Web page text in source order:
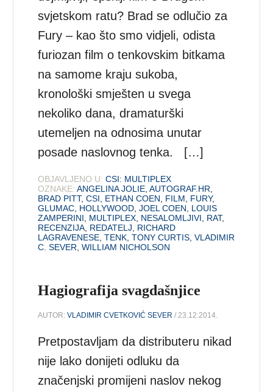
svjetskom ratu? Brad se odlučio za
Fury – kao što smo vidjeli, odista
furiozan film o tenkovskim bitkama
na samome kraju sukoba,
kronološki smješten u svega
nekoliko dana, dramaturški
utemeljen na odnosima unutar
posade naslovnog tenka. […]
OBJAVLJENO U: CSI: MULTIPLEX
OZNAKE: ANGELINA JOLIE ,AUTOGRAF.HR
BRAD PITT,CSI ETHAN COEN FILM FURY,
GLUMAC HOLLYWOOD ,JOEL COEN
LOUIS
ZAMPERINI
MULTIPLEX NESALOMLJIVI RAT,
RECENZIJA REDATELJ
RICHARD
LAGRAVENESE ,TENK ,TONY CURTIS ,VLADIMIR
C. SEVER ,WILLIAM NICHOLSON
Hagiografija svagdašnjice
AUTOR:VLADIMIR CVETKOVIĆ SEVER / 23.12.2014.
Pretpostavljam da distributeru nikad
nije lako donijeti odluku da
značenjski promijeni naslov nekog